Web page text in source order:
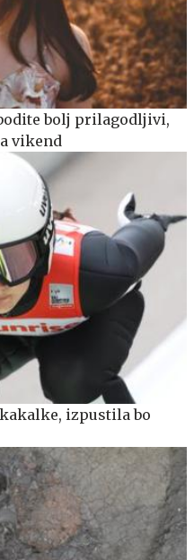
bolj prilagodljivi,
vikend
izpustila bo